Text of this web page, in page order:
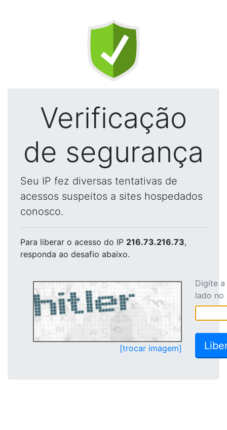
Verificação
de segurança
Seu IP fez diversas tentativas de
acessos suspeitos a sites hospedados
conosco.
Para liberar o acesso do IP 216.73.216.73,
responda ao desafio abaixo.
[trocar imagem]
Digite
lado no